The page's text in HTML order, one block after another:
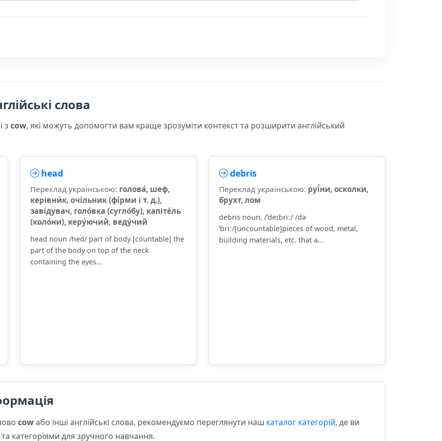
слова
з cow, які можуть допомогти вам краще зрозуміти контекст та розширити англійський
head
Переклад українською: голова́, шеф,
керівни́к, очі́льник (фі́рми і т. д.),
заві́дувач, голо́вка (сугло́бу), капіте́ль
(коло́ни), керу́ючий, веду́чий
head noun /hed/ part of body [countable] the
part of the body on top of the neck
containing the eyes...
debris
Переклад українською: руї́ни, осколки,
брухт, лом
debris noun, /ˈdeɪbriː/ /də
ˈbriː/[uncountable]pieces of wood, metal,
building materials, etc. that a...
cowабо інші англійські слова, рекомендуємо переглянути наш каталог категорій, де ви
категоріями для зручного навчання.